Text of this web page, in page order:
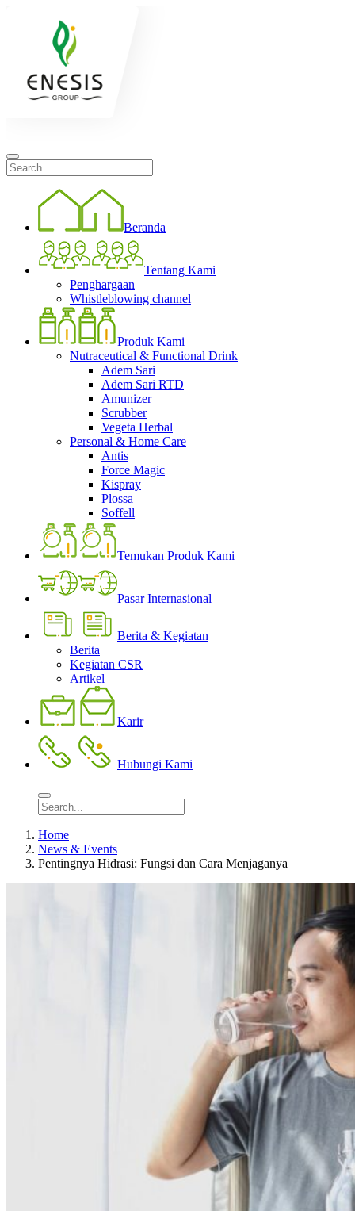
Beranda
Tentang Kami
Penghargaan
Whistleblowing channel
Produk Kami
Nutraceutical & Functional Drink
Adem Sari
Adem Sari RTD
Amunizer
Scrubber
Vegeta Herbal
Personal & Home Care
Antis
Force Magic
Kispray
Plossa
Soffell
Temukan Produk Kami
Pasar Internasional
Berita & Kegiatan
Berita
Kegiatan CSR
Artikel
Karir
Hubungi Kami
Home
News & Events
Pentingnya Hidrasi: Fungsi dan Cara Menjaganya